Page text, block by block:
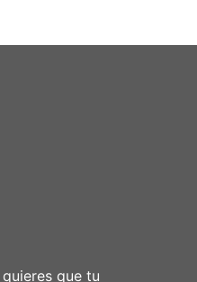
que tu